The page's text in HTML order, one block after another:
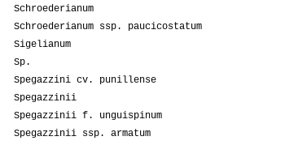
Schroederianum
Schroederianum ssp. paucicostatum
Sigelianum
Sp.
Spegazzini cv. punillense
Spegazzinii
Spegazzinii f. unguispinum
Spegazzinii ssp. armatum